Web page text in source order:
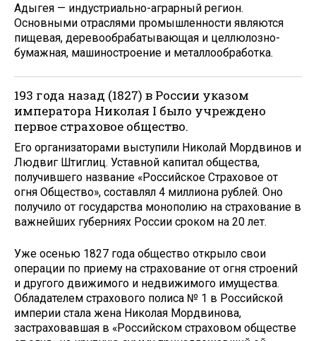
Адыгея — индустриально-аграрный регион.
Основными отраслями промышленности являются
пищевая, деревообрабатывающая и целлюлозно-
бумажная, машиностроение и металлообработка.
193 года назад (1827) в России указом
императора Николая I было учреждено
первое страховое общество.
Его организаторами выступили Николай Мордвинов и
Людвиг Штиглиц. Уставной капитал общества,
получившего название «Российское Страховое от
огня Общество», составлял 4 миллиона рублей. Оно
получило от государства монополию на страхование в
важнейших губерниях России сроком на 20 лет.
Уже осенью 1827 года общество открыло свои
операции по приему на страхование от огня строений
и другого движимого и недвижимого имущества.
Обладателем страхового полиса № 1 в Российской
империи стала жена Николая Мордвинова,
застраховавшая в «Российском страховом обществе